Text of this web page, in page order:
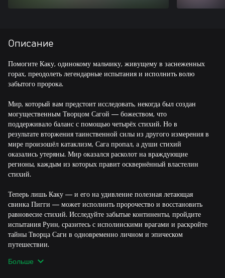
Описание
Помогите Каку, одинокому мальчику, живущему в заснеженных
горах, преодолеть легендарные испытания и исполнить волю
забытого пророка.
Мир, который вам предстоит исследовать, некогда был создан
могущественным Творцом Сагой — божеством, что
поддерживало баланс с помощью четырёх стихий. Но в
результате вторжения таинственной силы из другого измерения в
мире произошёл катаклизм, Сага пропал, а души стихий
оказались утеряны. Мир оказался расколот на враждующие
регионы, каждым из которых правит осквернённый властелин
стихий.
Теперь лишь Каку — и его на удивление полезная летающая
свинка Пигги — может исполнить пророчество и восстановить
равновесие стихий. Исследуйте забытые континенты, пройдите
испытания Руин, сразитесь с исполинскими врагами и раскройте
тайны Творца Саги в одновременно личном и эпическом
путешествии.
Освойте динамическую боевую систему
Больше